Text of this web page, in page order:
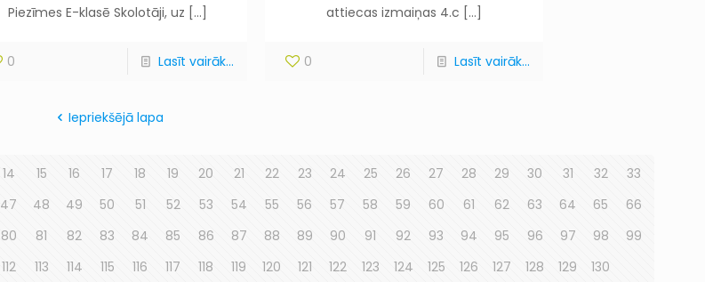
Piezīmes E-klasē Skolotāji, uz […]
0 Lasīt vairāk...
attiecas izmaiņas 4.c […]
0 Lasīt vairāk...
Iepriekšējā lapa
14 15 16 17 18 19 20 21 22 23 24 25 26 27 28 29 30 31 32
33
47 48 49 50 51 52 53 54 55 56 57 58 59 60 61 62 63 64 65
66
80 81 82 83 84 85 86 87 88 89 90 91 92 93 94 95 96 97 98
99
112 113 114 115 116 117 118 119 120 121 122 123 124 125 126 127 128 129 130